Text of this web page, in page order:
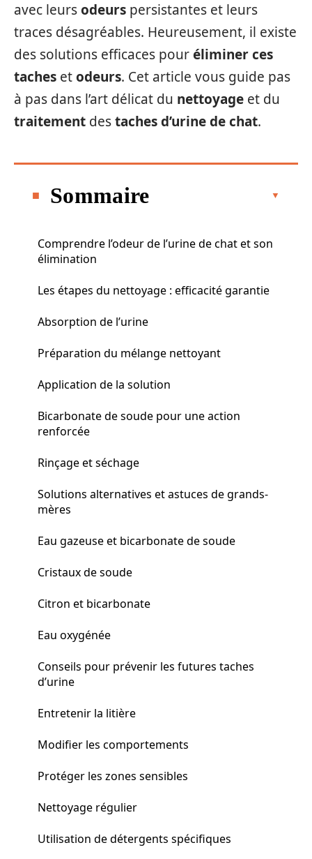
avec leursodeurs persistantes et leurs
traces désagréables. Heureusement, il existe
des solutions efficaces pouréliminer ces
taches etodeurs. Cet article vous guide pas
à pas dans l’art délicat du nettoyage et du
traitement destaches d’urine de chat.
Sommaire
Comprendre l’odeur de l’urine de chat et son
élimination
Les étapes du nettoyage : efficacité garantie
Absorption de l’urine
Préparation du mélange nettoyant
Application de la solution
Bicarbonate de soude pour une action
renforcée
Rinçage et séchage
Solutions alternatives et astuces de grands-
mères
Eau gazeuse et bicarbonate de soude
Cristaux de soude
Citron et bicarbonate
Eau oxygénée
Conseils pour prévenir les futures taches
d’urine
Entretenir la litière
Modifier les comportements
Protéger les zones sensibles
Nettoyage régulier
Utilisation de détergents spécifiques